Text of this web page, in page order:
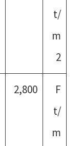
t/
m
2
2,800
F
t/
m